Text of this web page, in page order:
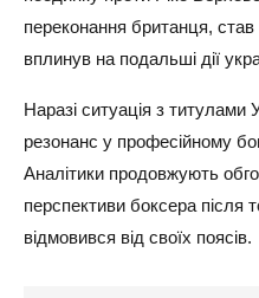
переконання британця,
вплинув на подальші дії
Наразі ситуація з титулами
резонанс у професійному
Аналітики продовжують
перспективи боксера після
відмовився від своїх поясів.